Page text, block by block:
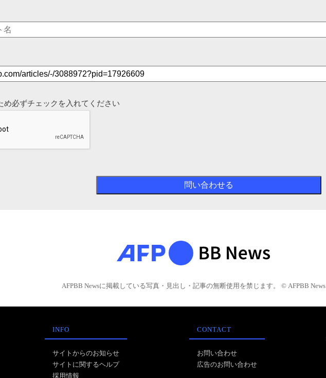
め必ずチェックを入れてください
AFPBB Newsに掲載している写真・見出し・記事の無断使用を禁じます。 © AFPBB News
INFO
サイトからのお知らせ
サイトに関するヘルプ
採用情報
CONTACT
お問い合わせ
広告のお問い合わせ